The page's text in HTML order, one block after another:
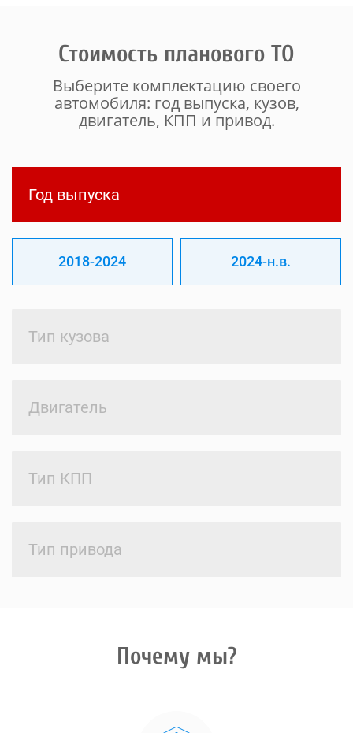
Стоимость планового ТО
Выберите комплектацию своего
автомобиля: год выпуска, кузов,
двигатель, КПП и привод.
Год выпуска
2018-2024 2024-н.в.
Тип кузова
Двигатель
Тип КПП
Тип привода
Почему мы?